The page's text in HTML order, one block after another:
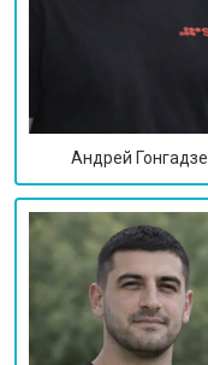
Андрей Гонгадзе